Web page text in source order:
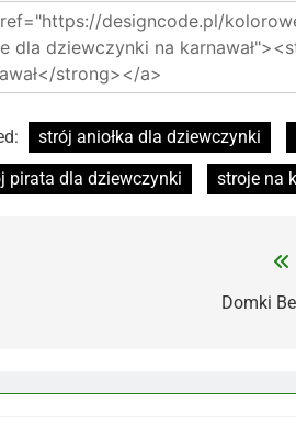
strój aniołka dla dziewczynki
pirata dla dziewczynki
stroje na
Domki